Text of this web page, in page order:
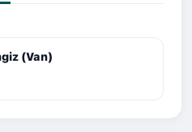
(Van)